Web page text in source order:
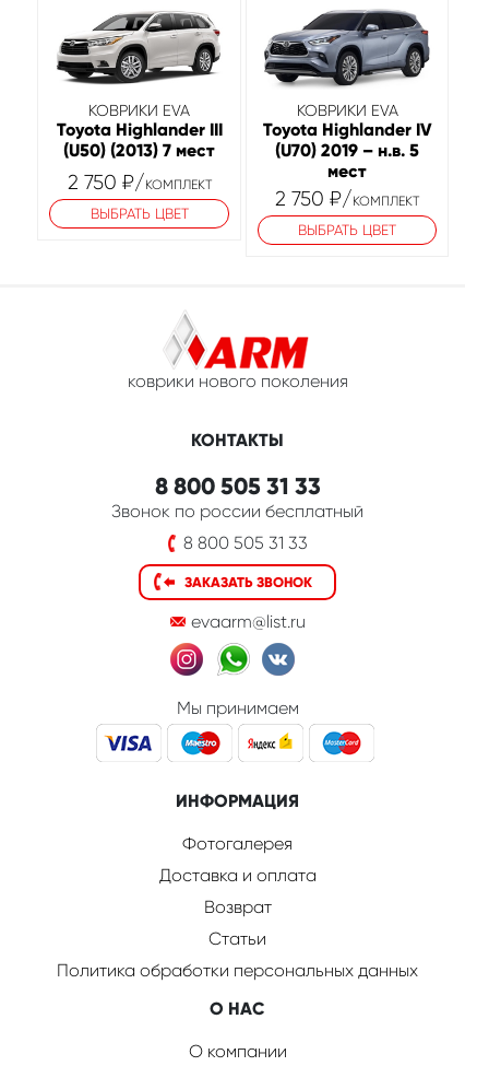
КОВРИКИ EVA
Toyota Highlander III
(U50) (2013) 7 мест
2 750 ₽/КОМПЛЕКТ
ВЫБРАТЬ ЦВЕТ
КОВРИКИ EVA
Toyota Highlander IV
(U70) 2019 – н.в. 5
мест
2 750₽/КОМПЛЕКТ
ВЫБРАТЬ ЦВЕТ
коврики нового поколения
КОНТАКТЫ
8 800 505 31 33
Звонок по россии бесплатный
8 800 505 31 33
ЗАКАЗАТЬ ЗВОНОК
evaarm@list.ru
Мы принимаем
ИНФОРМАЦИЯ
Фотогалерея
Доставка и оплата
Возврат
Статьи
Политика обработки персональных данных
О НАС
О компании